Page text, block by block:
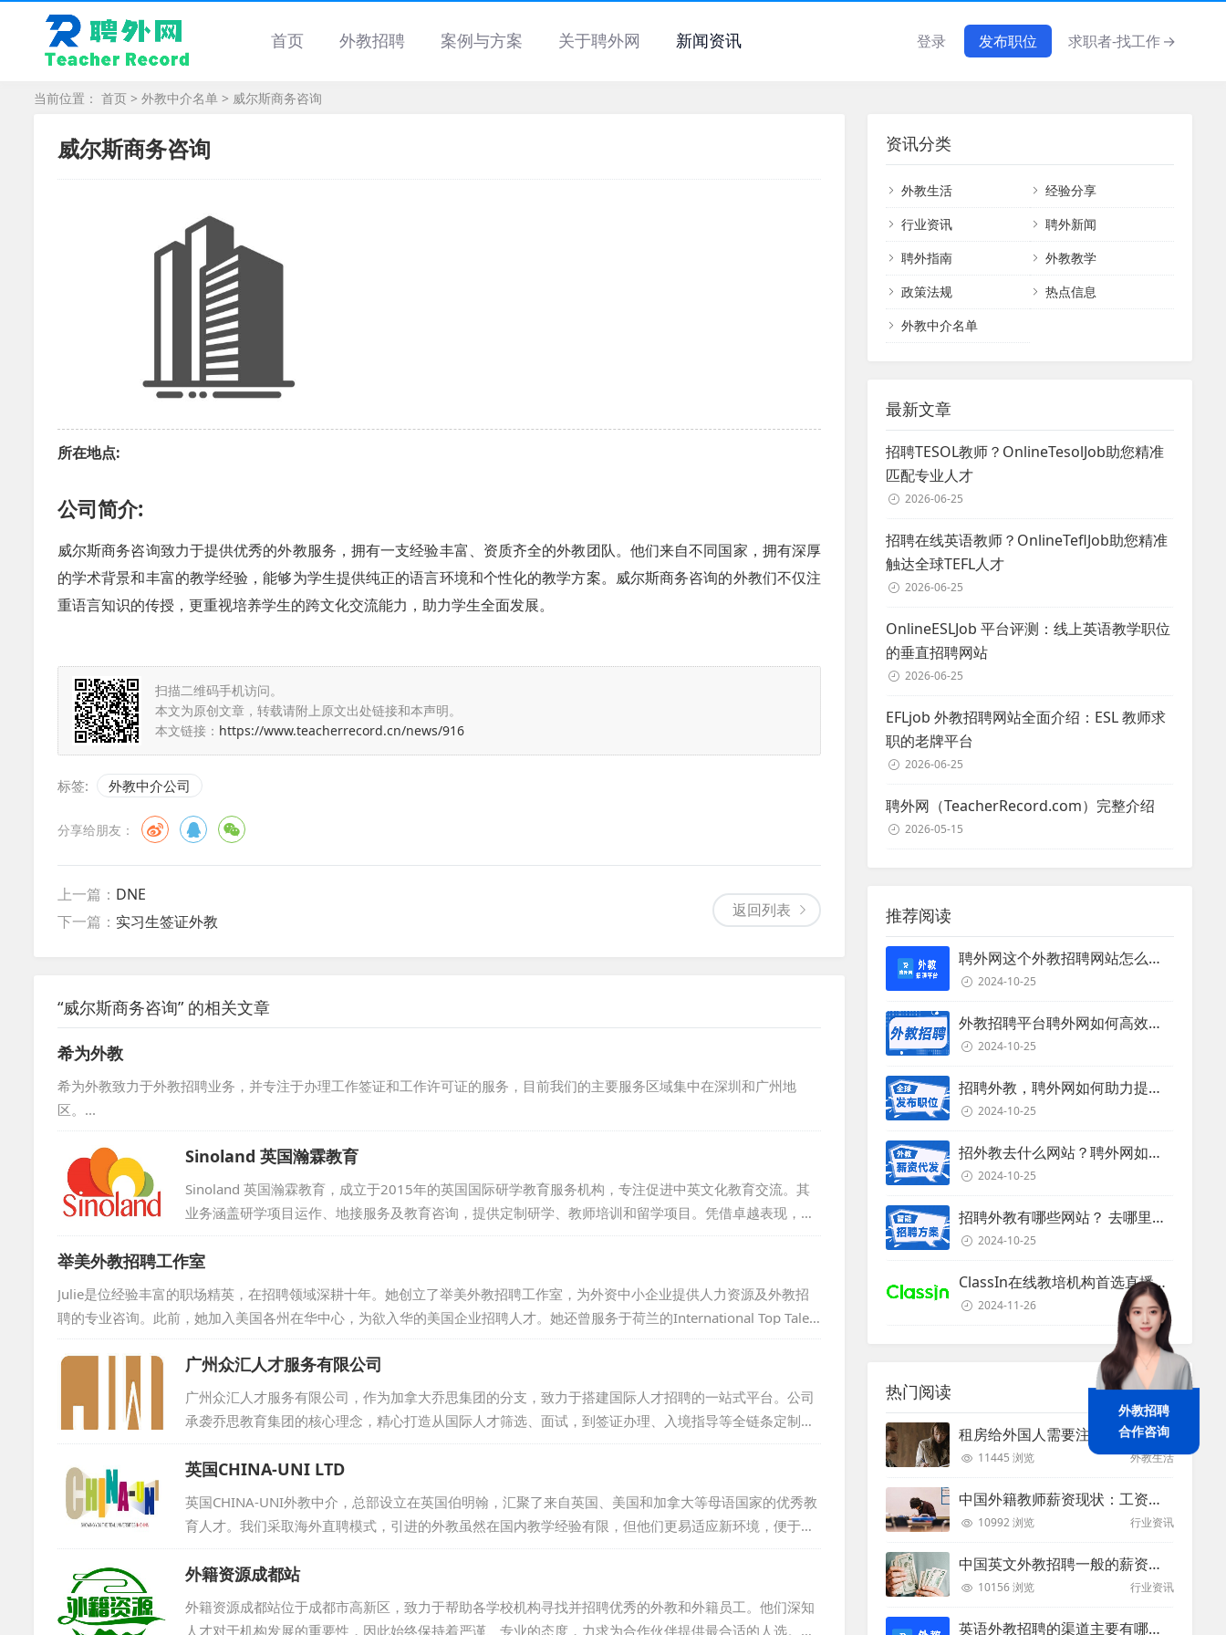
首页 外教招聘 案例与方案 关于聘外网 新闻资讯 登录 发布职位 求职者-找工作→
当前位置： 首页 > 外教中介名单 > 威尔斯商务咨询
威尔斯商务咨询
所在地点:
公司简介:
威尔斯商务咨询致力于提供优秀的外教服务，拥有一支经验丰富、资质齐全的外教团队。他们来自不同国家，拥有深厚
的学术背景和丰富的教学经验，能够为学生提供纯正的语言环境和个性化的教学方案。威尔斯商务咨询的外教们不仅注
重语言知识的传授，更重视培养学生的跨文化交流能力，助力学生全面发展。
扫描二维码手机访问。
本文为原创文章，转载请附上原文出处链接和本声明。
本文链接： https://www.teacherrecord.cn/news/916
标签: 外教中介公司
分享给朋友：
返回列表
上一篇： DNE
下一篇： 实习生签证外教
“威尔斯商务咨询” 的相关文章
希为外教
希为外教致力于外教招聘业务，并专注于办理工作签证和工作许可证的服务，目前我们的主要服务区域集中在深圳和广州地
区。...
Sinoland 英国瀚霖教育
Sinoland 英国瀚霖教育，成立于2015年的英国国际研学教育服务机构，专注促进中英文化教育交流。其
业务涵盖研学项目运作、地接服务及教育咨询，提供定制研学、教师培训和留学项目。凭借卓越表现，赢
得良好口碑，年接待学员近500人次。作为English UK认证会员，多次亮相国际峰会，展示专业实力。Sin
oland拥有丰富教育资源，提供全方位、高质量的教育服务。...
举美外教招聘工作室
Julie是位经验丰富的职场精英，在招聘领域深耕十年。她创立了举美外教招聘工作室，为外资中小企业提供人力资源及外教招
聘的专业咨询。此前，她加入美国各州在华中心，为欲入华的美国企业招聘人才。她还曾服务于荷兰的International Top Talen
t，担任项目经理，为荷兰机构和企业招募中国人才。Julie还曾在Stanton Chase担任总监，并在美国凤凰城的私募基金工作。她
还曾在可口可乐中国总部负责策略采购，早期在德国工业公司工作，并在上海财经大学教授英语。Julie毕业于美国雷鸟全球管
理学院，并持有华东师...
广州众汇人才服务有限公司
广州众汇人才服务有限公司，作为加拿大乔思集团的分支，致力于搭建国际人才招聘的一站式平台。公司
承袭乔思教育集团的核心理念，精心打造从国际人才筛选、面试，到签证办理、入境指导等全链条定制化
服务。我们倾听企业招聘全球人才的诉求，也尊重外籍候选人的求职意愿，力求提供最优质、最贴心的全
方位服务。通过广州众汇人才服务有限公司，企业和求职者都能找到满意的合作伙伴，实现共赢。...
英国CHINA-UNI LTD
英国CHINA-UNI外教中介，总部设立在英国伯明翰，汇聚了来自英国、美国和加拿大等母语国家的优秀教
育人才。我们采取海外直聘模式，引进的外教虽然在国内教学经验有限，但他们更易适应新环境，便于管
理，从而有效避免了因经验过于丰富而难以适应新变化的老教师现象。我们秉持诚信原则，郑重承诺：若
外教到岗三个月内表现不佳，将免费为您更换。多年来，我们与国内众多学校建立了稳固的合作关系，赢
得了客户的广泛赞誉。选择CHINA-UNI，意味着选择了专业、可靠的外教服务伙伴。...
外籍资源成都站
外籍资源成都站位于成都市高新区，致力于帮助各学校机构寻找并招聘优秀的外教和外籍员工。他们深知
人才对于机构发展的重要性，因此始终保持着严谨、专业的态度，力求为合作伙伴提供最合适的人选。此
资讯分类
外教生活
经验分享
行业资讯
聘外新闻
聘外指南
外教教学
政策法规
热点信息
外教中介名单
最新文章
招聘TESOL教师？OnlineTesolJob助您精准
匹配专业人才
2026-06-25
招聘在线英语教师？OnlineTeflJob助您精准
触达全球TEFL人才
2026-06-25
OnlineESLJob 平台评测：线上英语教学职位
的垂直招聘网站
2026-06-25
EFLjob 外教招聘网站全面介绍：ESL 教师求
职的老牌平台
2026-06-25
聘外网（TeacherRecord.com）完整介绍
2026-05-15
推荐阅读
聘外网这个外教招聘网站怎么样？
2024-10-25
外教招聘平台聘外网如何高效招聘外教？
2024-10-25
招聘外教，聘外网如何助力提升招聘效率？
2024-10-25
招外教去什么网站？聘外网如何助力企业外教招聘
2024-10-25
招聘外教有哪些网站？ 去哪里招聘外教？
2024-10-25
ClassIn在线教培机构首选直播课堂服务商
2024-11-26
热门阅读
租房给外国人需要注意些什么？
11445 浏览 外教生活
中国外籍教师薪资现状：工资和待遇都非常高
10992 浏览 行业资讯
中国英文外教招聘一般的薪资是多少？
10156 浏览 行业资讯
英语外教招聘的渠道主要有哪些？
外教招聘
合作咨询